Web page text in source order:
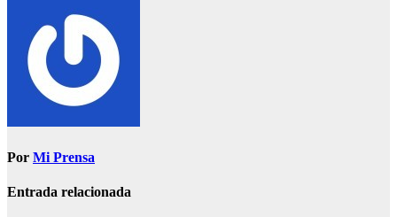
Por Mi Prensa
Entrada relacionada